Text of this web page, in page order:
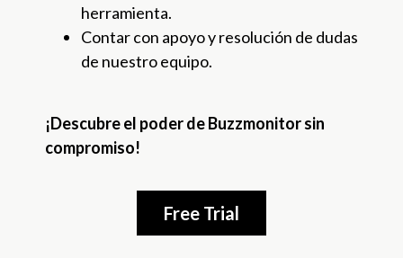
herramienta.
Contar con apoyo y resolución de dudas
de nuestro equipo.
¡Descubre el poder de Buzzmonitor sin
compromiso!
Free Trial